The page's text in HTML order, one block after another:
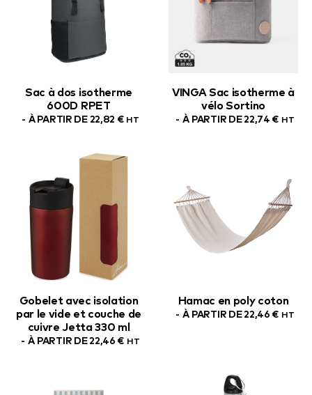
Sac à dos isotherme
600D RPET
À PARTIR DE22,82 € HT
VINGA Sac isotherme à
vélo Sortino
À PARTIR DE22,74 € HT
Gobelet avec isolation
par le vide et couche de
cuivre Jetta 330 ml
À PARTIR DE22,46 € HT
Hamac en poly coton
À PARTIR DE22,46 € HT